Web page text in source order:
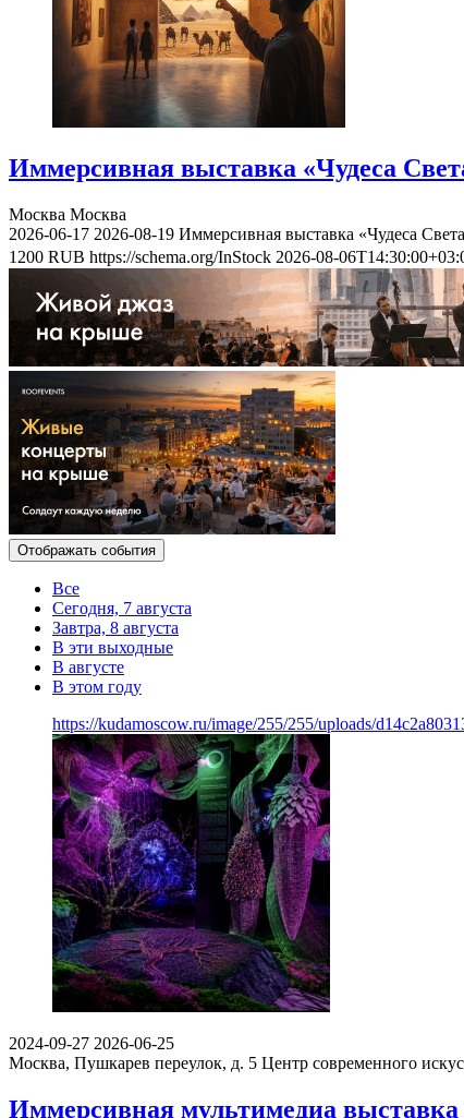
Иммерсивная выставка «Чудеса
Москва Москва
2026-06-17 2026-08-19 Иммерсивная выставка «Чудеса
1200 RUB https://schema.org/InStock 2026-08-
Отображать события
Все
Сегодня, 7 августа
Завтра, 8 августа
В эти выходные
В августе
В этом году
https://kudamoscow.ru/image/255/255/uploads/
2024-09-27 2026-06-25
Москва, Пушкарев переулок, д. 5 Центр современного
Иммерсивная мультимедиа